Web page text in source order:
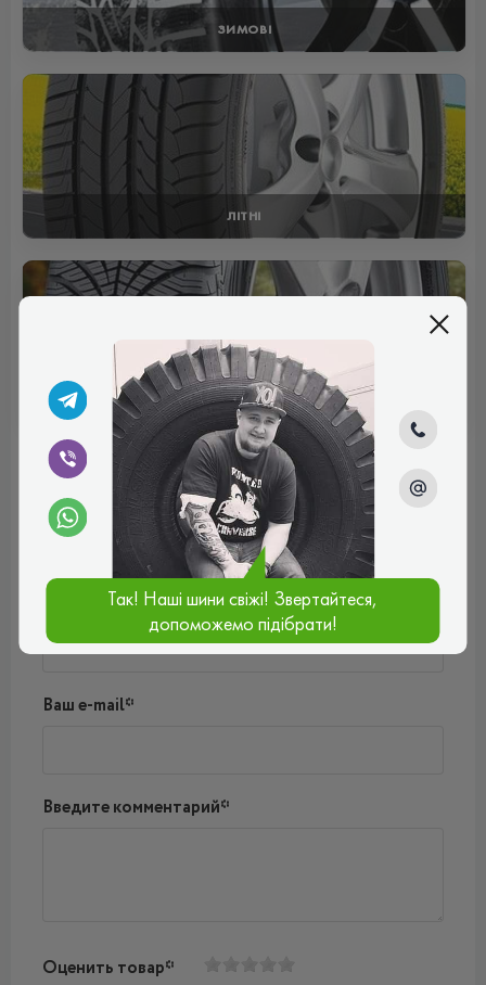
ЗИМОВІ
ЛІТНІ
ВСЕСЕЗОННІ
Отзывы (0)
Пока нет комментариев
Написать комментарий
Ваш e-mail*
Введите комментарий*
Оценить товар*
Так! Наші шини свіжі! Звертайтеся,
допоможемо підібрати!